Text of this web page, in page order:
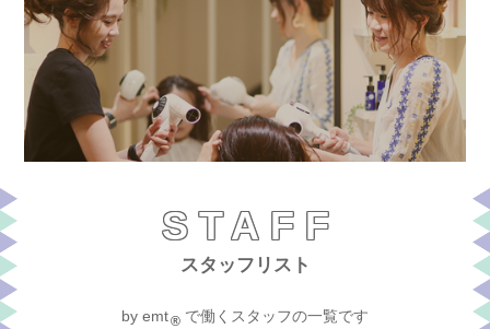
STAFF
スタッフリスト
by emt® で働くスタッフの一覧です